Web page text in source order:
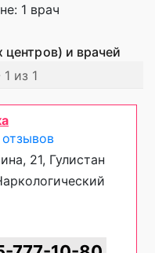
1 врач
и врачей
из 1
21, Гулистан